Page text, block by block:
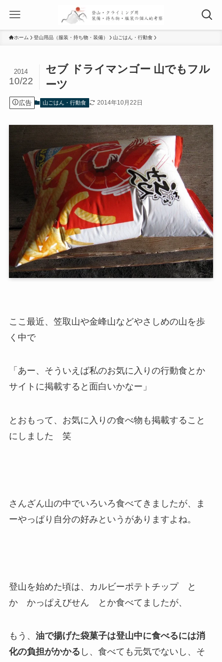
ホーム 登山用品（服装・持ち物・装備） 山ごはん・行動食
セブ ドライマンゴー 山でもフル
ーツ
2014
10/22
広告 山ごはん・行動食 2014年10月22日
ここ最近、笠取山や金峰山などやさしめの山を歩
く中で
「あー、そういえば私のお気に入りの行動食とか
サイトに掲載すると面白いかなー」
とおもって、お気に入りの食べ物も掲載すること
にしました 笑
さんざん山の中でいろいろ食べてきましたが、ま
ーやっぱり自分の好みというがありますよね。
登山を始めた頃は、カルビーポテトチップ と
か かっぱえびせん とか食べてましたが、
もう、 油で揚げた袋菓子は登山中に食べるには消
化の負担がかかる し、食べても元気でないし、そ